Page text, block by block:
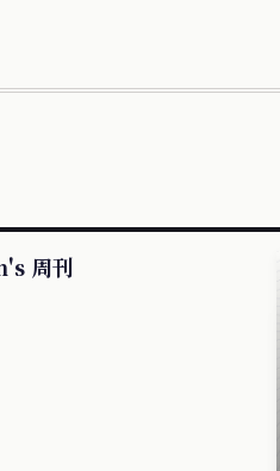
周刊